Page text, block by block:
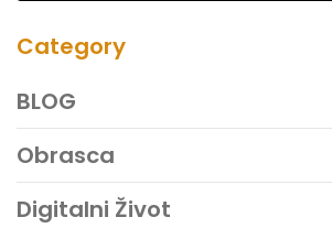
Category
BLOG
Obrasca
Digitalni Život